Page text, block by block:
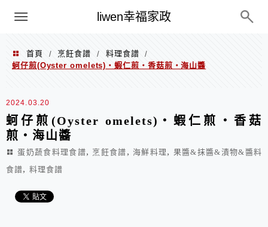
liwen幸福家政
menu
首頁 / 烹飪食譜 / 料理食譜
/
蚵仔煎(Oyster omelets)‧蝦仁煎‧香菇煎‧海山醬
2024.03.20
蚵仔煎(Oyster omelets)‧蝦仁煎‧香菇
煎‧海山醬
蛋奶蔬食料理食譜, 烹飪食譜 , 海鮮料理 , 果醬&抹醬&漬物&醬料
食譜, 料理食譜